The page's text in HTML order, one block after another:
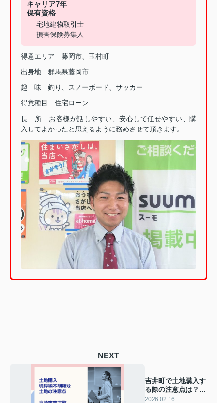
キャリア7年
保有資格
宅地建物取引士
損害保険募集人
得意エリア 藤岡市、玉村町
出身地 群馬県藤岡市
趣 味 釣り、スノーボード、サッカー
得意種目 住宅ローン
長 所 お客様が話しやすい、安心して任せやすい、購
入してよかったと思えるように務めさせて頂きます。
NEXT
吉井町で土地購入す
る際の注意点は？境
界トラブルを防ぐ確
2026.02.16